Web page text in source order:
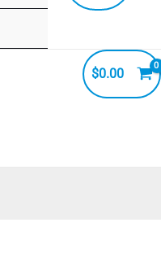
$0.00